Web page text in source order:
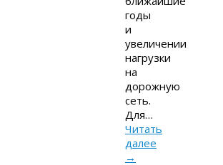
годы
и
увеличении
нагрузки
на
дорожную
сеть.
Для…
Читать
далее
→